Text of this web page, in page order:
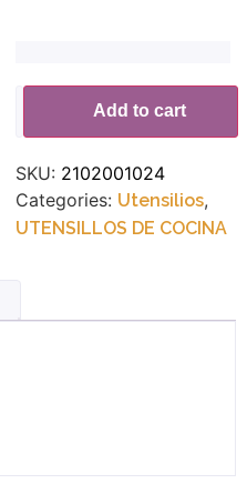
Add to cart
Alternative:
SKU: 2102001024
Categories: Utensilios,
UTENSILLOS DE COCINA